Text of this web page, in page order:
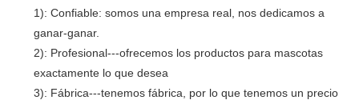
1): Confiable: somos una empresa real, nos dedicamos a
ganar-ganar.
2): Profesional---ofrecemos los productos para mascotas
exactamente lo que desea
3): Fábrica---tenemos fábrica, por lo que tenemos un precio